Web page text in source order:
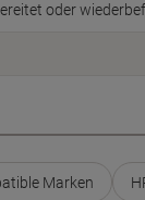
oder
Marken